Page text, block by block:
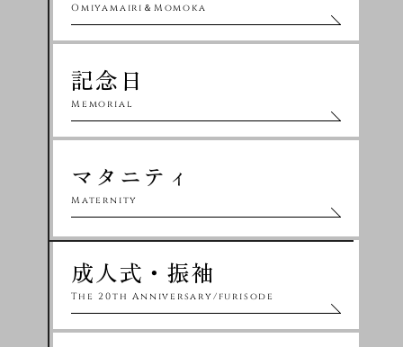
成人式・振袖
The 20th Anniversary/furisode
Omiyamairi＆Momoka
記念日
Memorial
マタニティ
Maternity